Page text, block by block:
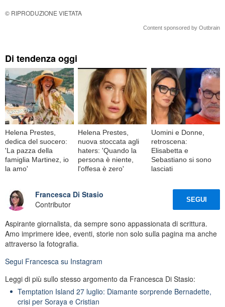
© RIPRODUZIONE VIETATA
Content sponsored by Outbrain
Di tendenza oggi
Helena Prestes,
dedica del suocero:
'La pazza della
famiglia Martinez, io
la amo'
Helena Prestes,
nuova stoccata agli
haters: 'Quando la
persona è niente,
l'offesa è zero'
Uomini e Donne,
retroscena:
Elisabetta e
Sebastiano si sono
lasciati
Francesca Di Stasio
Contributor
SEGUI
Aspirante giornalista, da sempre sono appassionata di scrittura.
Amo imprimere idee, eventi, storie non solo sulla pagina ma anche
attraverso la fotografia.
Segui Francesca su Instagram
Leggi di più sullo stesso argomento da Francesca Di Stasio:
Temptation Island 27 luglio: Diamante sorprende Bernadette,
crisi per Soraya e Cristian